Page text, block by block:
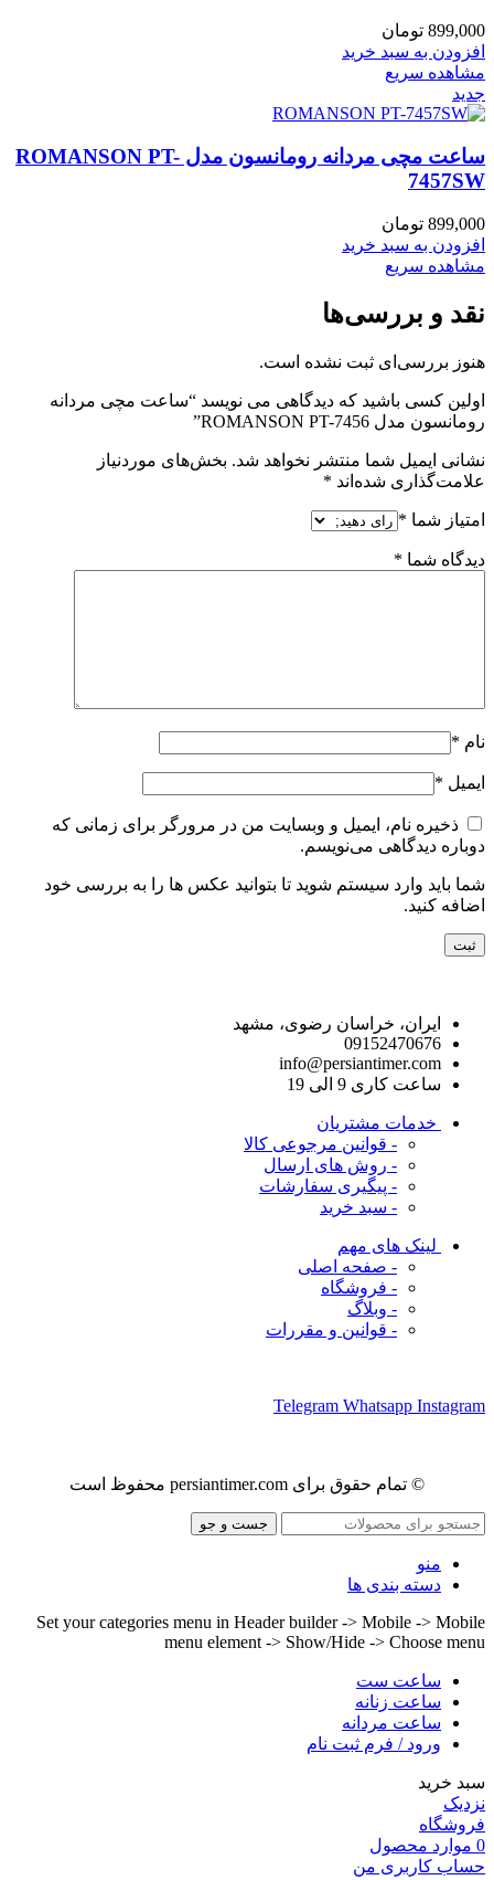
899,000 تومان
افزودن به سبد خرید
مشاهده سریع
جدید
ساعت مچی مردانه رومانسون مدل ROMANSON PT-
7457SW
899,000 تومان
افزودن به سبد خرید
مشاهده سریع
نقد و بررسی‌ها
هنوز بررسی‌ای ثبت نشده است.
اولین کسی باشید که دیدگاهی می نویسد “ساعت مچی مردانه
رومانسون مدل ROMANSON PT-7456”
نشانی ایمیل شما منتشر نخواهد شد. بخش‌های موردنیاز
علامت‌گذاری شده‌اند *
امتیاز شما *
دیدگاه شما *
نام *
ایمیل *
ذخیره نام، ایمیل و وبسایت من در مرورگر برای زمانی که
دوباره دیدگاهی می‌نویسم.
شما باید وارد سیستم شوید تا بتوانید عکس ها را به بررسی خود
اضافه کنید.
ایران، خراسان رضوی، مشهد
09152470676
info@persiantimer.com
ساعت کاری 9 الی 19
خدمات مشتریان
- قوانین مرجوعی کالا
- روش های ارسال
- پیگیری سفارشات
- سبد خرید
لینک های مهم
- صفحه اصلی
- فروشگاه
- وبلاگ
- قوانین و مقررات
Telegram Whatsapp Instagram
© تمام حقوق برای persiantimer.com محفوظ است
جست و جو
منو
دسته بندی ها
Set your categories menu in Header builder -> Mobile -> Mobile
menu element -> Show/Hide -> Choose menu
ساعت ست
ساعت زنانه
ساعت مردانه
ورود / فرم ثبت نام
سبد خرید
نزدیک
فروشگاه
0 موارد محصول
حساب کاربری من